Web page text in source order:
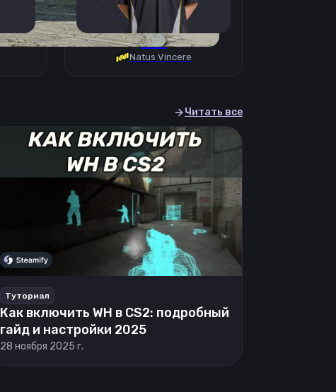
B1T
Natus Vincere
Читать все
Туториал
Как включить WH в CS2: подробный
гайд и настройки 2025
28 ноября 2025 г.